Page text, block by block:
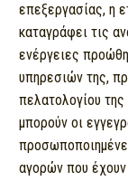
επεξεργασίας, η
καταγράφει τις
ενέργειες
υπηρεσιών της,
πελατολογίου
μπορούν οι
αγορών που έχουν